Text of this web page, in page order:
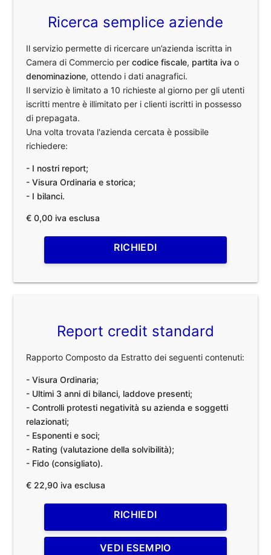
Ricerca semplice aziende
Il servizio permette di ricercare un’azienda iscritta in
Camera di Commercio percodice fiscale, partita iva o
denominazione, ottendo i dati anagrafici.
Il servizio è limitato a 10 richieste al giorno per gli utenti
iscritti mentre è illimitato per i clienti iscritti in possesso
di prepagata.
Una volta trovata l'azienda cercata è possibile
richiedere:
- I nostri report;
- Visura Ordinaria e storica;
- I bilanci.
€ 0,00 iva esclusa
RICHIEDI
Report credit standard
Rapporto Composto da Estratto dei seguenti contenuti:
- Visura Ordinaria;
- Ultimi 3 anni di bilanci, laddove presenti;
- Controlli protesti negatività su azienda e soggetti
relazionati;
- Esponenti e soci;
- Rating (valutazione della solvibilità);
- Fido (consigliato).
€ 22,90 iva esclusa
RICHIEDI
VEDI ESEMPIO